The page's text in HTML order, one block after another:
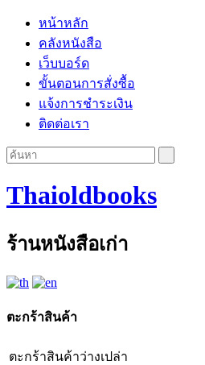
หน้าหลัก
คลังหนังสือ
เว็บบอร์ด
ขั้นตอนการสั่งซื้อ
แจ้งการชำระเงิน
ติดต่อเรา
Thaioldbooks
ร้านหนังสือเก่า
ตะกร้าสินค้า
ตะกร้าสินค้าว่างเปล่า